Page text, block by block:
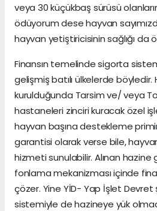
veya 30 küçükbaş sürüsü
ödüyorum dese hayvan
hayvan yetiştiricisinin sağlığı da
Finansın temelinde sigorta
gelişmiş batılı ülkelerde
kurulduğunda Tarsim ve/ veya
hastaneleri zinciri kuracak özel
hayvan başına destekleme
garantisi olarak verse bile,
hizmeti sunulabilir. Alınan hazine
fonlama mekanizması içinde
çözer. Yine YİD- Yap İşlet Devret
sistemiyle de hazineye yük